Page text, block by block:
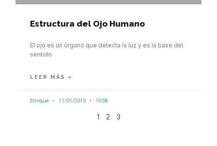
Estructura del Ojo Humano
El ojo es un órgano que detecta la luz y es la base del
sentido
LEER MÁS »
Enrique 11/01/2015
10:38
1
2 3